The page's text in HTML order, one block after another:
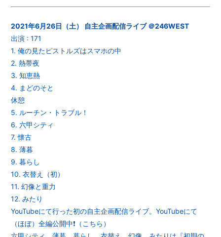
2021年6月26日（土） 自主企画配信ライブ ＠246WEST
出演 : 171
1. 俺の見たピストルズはスマホの中
2. 熱帯夜
3. 知恵熱
4. まどのそと
休憩
5. ルーチン・トラブル！
6. 六甲シティ
7. 懐古
8. 薄暮
9. 暮らし
10. 衣替え（初）
11. 幻像と重力
12. みたり
YouTubeにて行った初の自主企画配信ライブ。YouTubeにて
（ほぼ）全編公開中❗（ こちら ）